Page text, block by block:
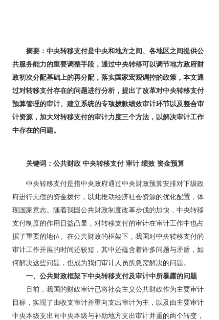
摘要：中央转移支付是中央和地方之间、各地区之间提供公
共服务能力的重要调整手段，通过中央转移可以调节地方政府财
政初次分配基础上的再分配，落实国家宏观调控的政策，本文通
过对转移支付存在的问题进行分析，提出了改革对中央转移支付
预算管理的审计、建立系统的专项拨款绩效审计环节以及整合审
计资源，加大对转移支付的审计力度三个方法，以解决审计工作
中存在的问题。
关键词：公共财政 中央转移支付 审计 绩效 资金预算
中央转移支付是指中央政府通过中央财政预算安排对下级政
府进行无偿的资金拨付，以此推动经济社会资源的优化配置，体
现国家意志。随着我国公共财政制度改革步伐的加快，中央转移
支付制度的作用日益凸显，对转移支付的审计在审计工作中也占
据了重要的地位。在公共财政的框架下，我国对中央转移支付的
审计工作开展的时间还较短，其中还蕴含着许多问题与矛盾，如
何解决这些问题，也成为我们审计人员所急需解决的问题。
一、公共财政框架下中央转移支付及审计中所暴露的问题
目前，我国的财政审计已将社会主义公共财政作为主要审计
目标，实现了由收支审计并重向支出审计为主，以及由主要审计
中央本级支出向中央本级与补助地方支出审计并重的两个转变，